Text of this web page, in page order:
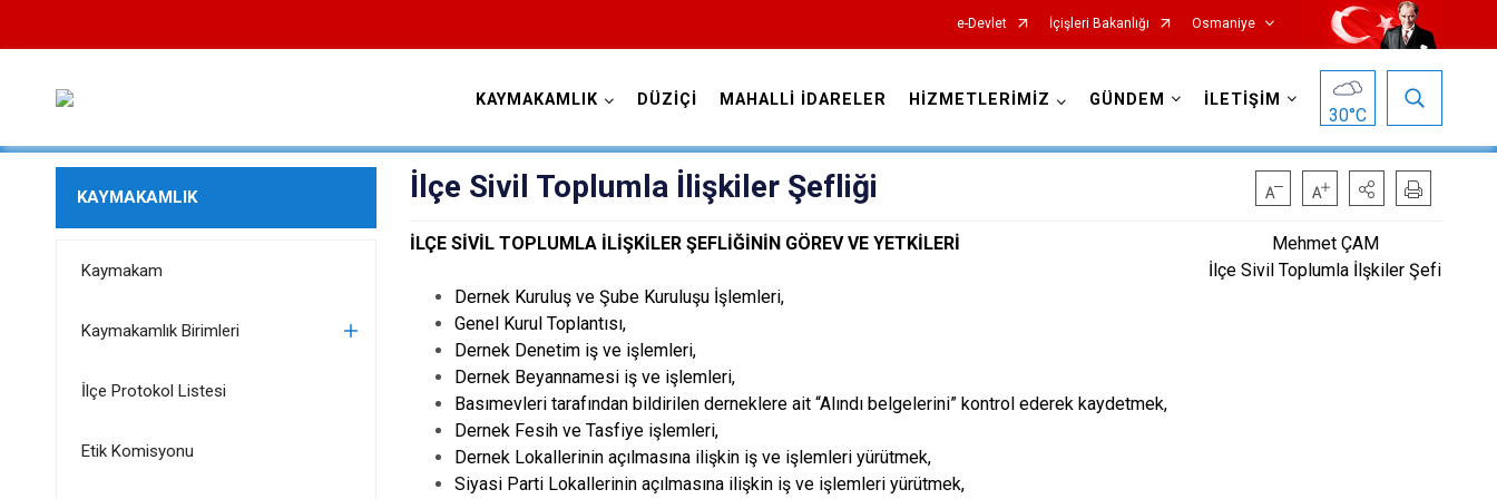
e-Devlet İçişleri Bakanlığı Osmaniye
Düziçi
Hasanbeyli
Kadirli
KAYMAKAMLIK DÜZİÇİ MAHALLİ İDARELER HİZMETLERİMİZ GÜNDEM İLETİŞİM
30°C
KAYMAKAMLIK
Kaymakam
Kaymakamlık Birimleri
İlçe Protokol Listesi
Etik Komisyonu
İlçe Sivil Toplumla İlişkiler Şefliği
İLÇE SİVİL TOPLUMLA İLİŞKİLER ŞEFLİĞİNİN GÖREV VE YETKİLERİ
Dernek Kuruluş ve Şube Kuruluşu İşlemleri,
Genel Kurul Toplantısı,
Dernek Denetim iş ve işlemleri,
Dernek Beyannamesi iş ve işlemleri,
Basımevleri tarafından bildirilen derneklere ait “Alındı belgelerini” kontrol ederek kaydetmek,
Dernek Fesih ve Tasfiye işlemleri,
Dernek Lokallerinin açılmasına ilişkin iş ve işlemleri yürütmek,
Siyasi Parti Lokallerinin açılmasına ilişkin iş ve işlemleri yürütmek,
Mehmet ÇAM
İlçe Sivil Toplumla İlşkiler Şefi